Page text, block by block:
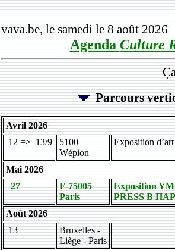
vava.be, le samedi le 8 août 2026
AgendaCulture
Parcours
Avril 2026
12 => 13/9
5100
Wépion
Exposition
Mai 2026
27
F-75005
Paris
Exposition
PRESS В
Août 2026
13
Bruxelles -
Liège - Paris